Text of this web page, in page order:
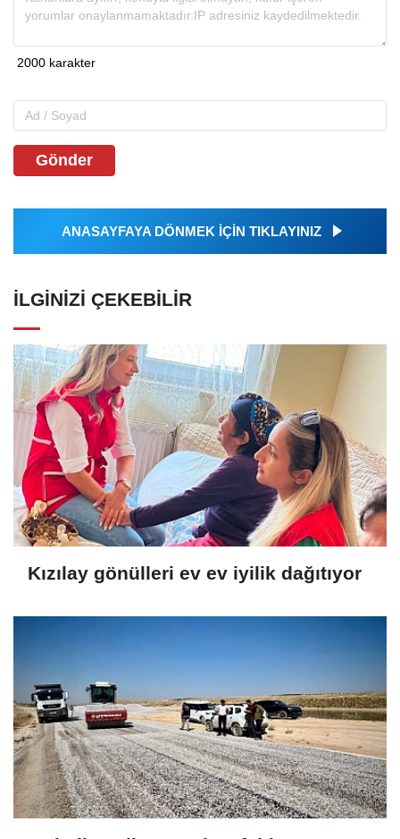
Gönder
ANASAYFAYA DÖNMEK İÇİN TIKLAYINIZ
İLGINIZI ÇEKEBILIR
Kızılay gönülleri ev ev iyilik dağıtıyor